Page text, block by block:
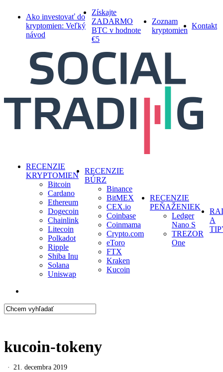
content
Ako investovať do
kryptomien: Veľký
návod
Získajte
ZADARMO
BTC v hodnote
€5
Zoznam
kryptomien
Kontakt
search
Menu
RECENZIE
KRYPTOMIEN
Bitcoin
Cardano
Ethereum
Dogecoin
Chainlink
Litecoin
Polkadot
Ripple
Shiba Inu
Solana
Uniswap
RECENZIE
BÚRZ
Binance
BitMEX
CEX.io
Coinbase
Coinmama
Crypto.com
eToro
FTX
Kraken
Kucoin
RECENZIE
PEŇAŽENIEK
Ledger
Nano S
TREZOR
One
A
kucoin-tokeny
21. decembra 2019